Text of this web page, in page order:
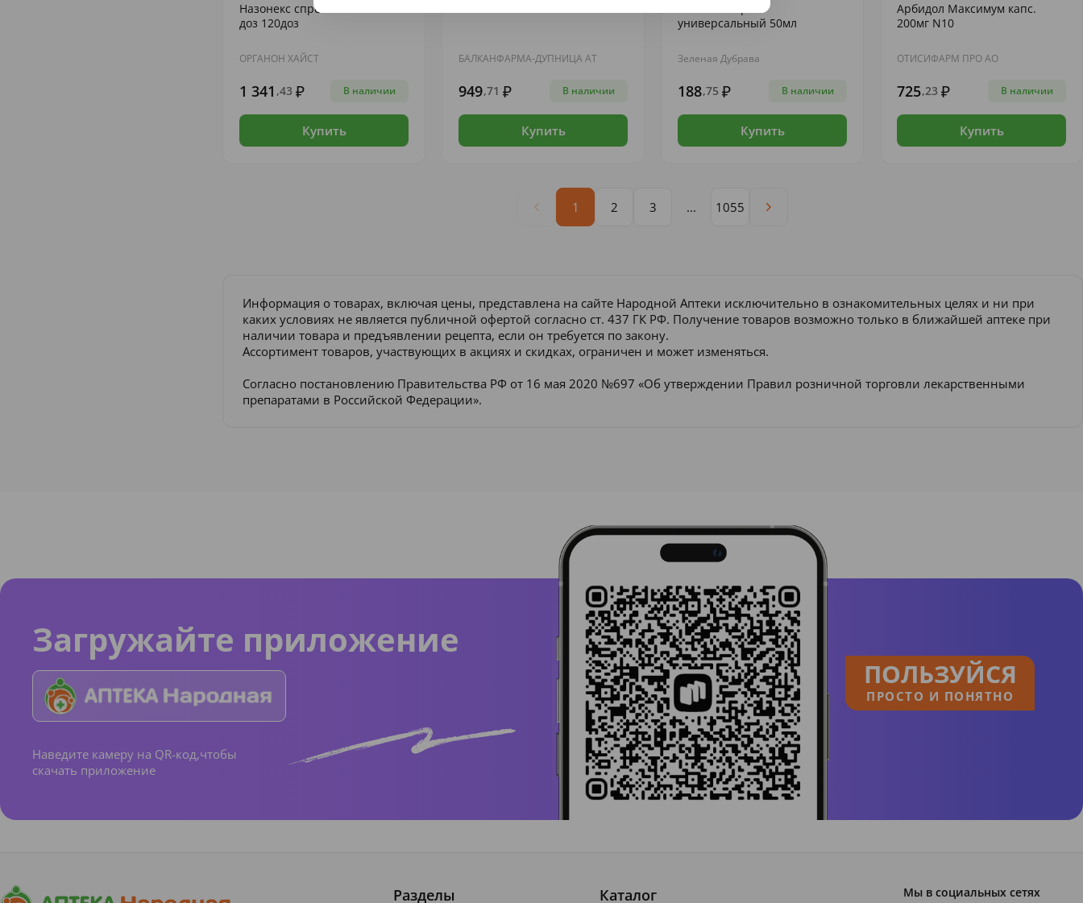
Назонекс спрей наз. 50мкг/
доз 120доз
ОРГАНОН ХАЙСТ
1 341 ,43 В наличии
Купить
БАЛКАНФАРМА-ДУПНИЦА АТ
949,71 В наличии
Купить
универсальный 50мл
Зеленая Дубрава
188,75 В наличии
Купить
Арбидол Максимум капс.
200мг N10
ОТИСИФАРМ ПРО АО
725,23 В наличии
Купить
1 2 3 ... 1055
Информация о товарах, включая цены, представлена на сайте Народной Аптеки исключительно в ознакомительных целях и ни при
каких условиях не является публичной офертой согласно ст. 437 ГК РФ. Получение товаров возможно только в ближайшей аптеке при
наличии товара и предъявлении рецепта, если он требуется по закону.
Ассортимент товаров, участвующих в акциях и скидках, ограничен и может изменяться.
Согласно постановлению Правительства РФ от 16 мая 2020 №697 «Об утверждении Правил розничной торговли лекарственными
препаратами в Российской Федерации».
Загружайте приложение
Наведите камеру на QR-код,чтобы
скачать приложение
ПОЛЬЗУЙСЯ
ПРОСТО И ПОНЯТНО
Разделы Каталог Мы в социальных сетях